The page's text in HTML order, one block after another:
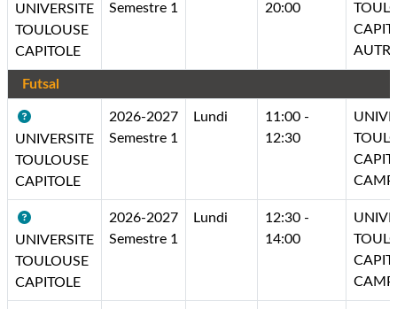
UNIVERSITE
TOULOUSE
CAPITOLE
Semestre 1
20:00
Futsal
UNIVERSITE
TOULOUSE
CAPITOLE
2026-2027
Semestre 1
Lundi
11:00 -
12:30
UNIVERSITE
TOULOUSE
CAPITOLE
2026-2027
Semestre 1
Lundi
12:30 -
14:00